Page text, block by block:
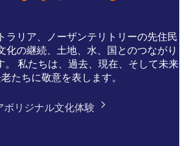
ラリア、ノーザンテリトリーの先住民
化の継続、土地、水、国とのつながり
。 私たちは、過去、現在、そして未来
たちに敬意を表します。
ボリジナル文化体験